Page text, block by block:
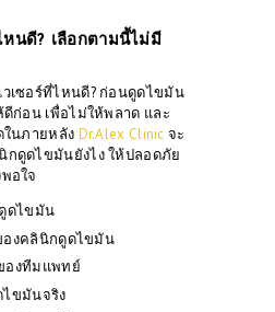
หนดี? เลือกตามนี้ไม่มี
เซอร์ที่ไหนดี?​ ก่อนดูดไขมัน
ก่อน เพื่อไม่ให้พลาด และ
ในภายหลัง Dr.Alex Clinic จะ
กดูดไขมันยังไง ให้ปลอดภัย
อใจ
ดไขมัน
องคลินิกดูดไขมัน
องทีมแพทย์
ขมันจริง